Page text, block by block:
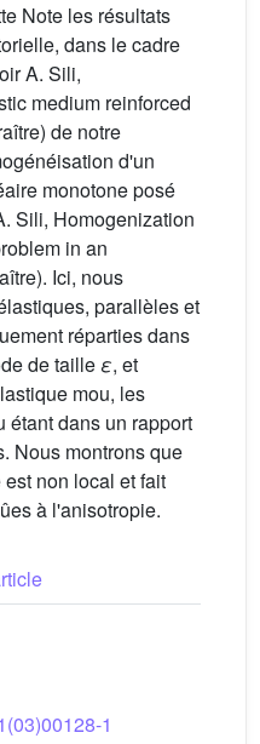
Note les résultats
dans le cadre
A. Sili,
medium reinforced
de notre
d'un
monotone posé
Sili, Homogenization
in an
Ici, nous
parallèles et
réparties dans
de taille ε, et
mou, les
étant dans un rapport
Nous montrons que
non local et fait
à l'anisotropie.
1